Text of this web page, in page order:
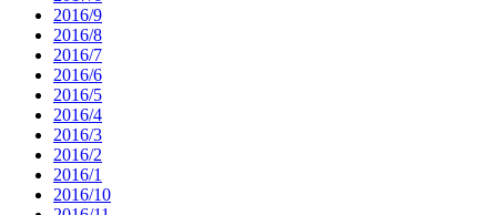
2016/9
2016/8
2016/7
2016/6
2016/5
2016/4
2016/3
2016/2
2016/1
2016/10